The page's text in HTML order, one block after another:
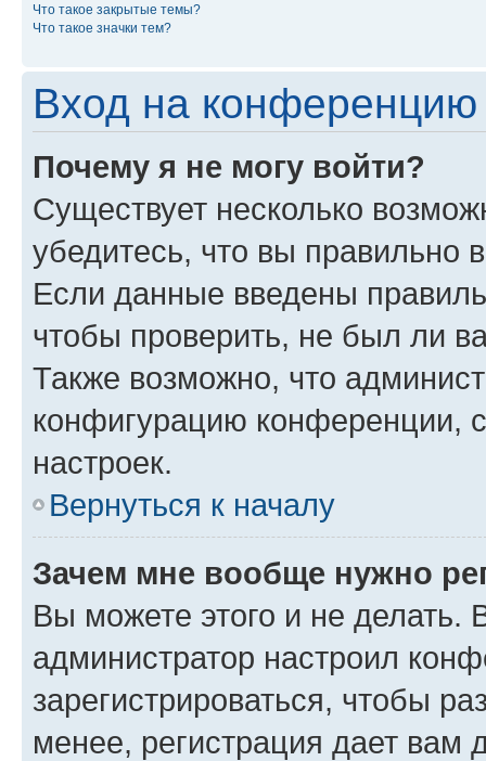
Что такое закрытые темы?
Что такое значки тем?
Вход на конференцию
Почему я не могу войти?
Существует несколько
убедитесь, что вы правильно
Если данные введены
чтобы проверить, не был ли
Также возможно, что
конфигурацию конференции,
настроек.
Вернуться к началу
Зачем мне вообще нужно
Вы можете этого и не делать.
администратор настроил
зарегистрироваться, чтобы
менее, регистрация дает вам